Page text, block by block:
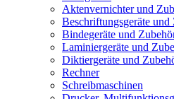
Aktenvernichter und
Beschriftungsgeräte und
Bindegeräte und
Laminiergeräte und
Diktiergeräte und
Rechner
Schreibmaschinen